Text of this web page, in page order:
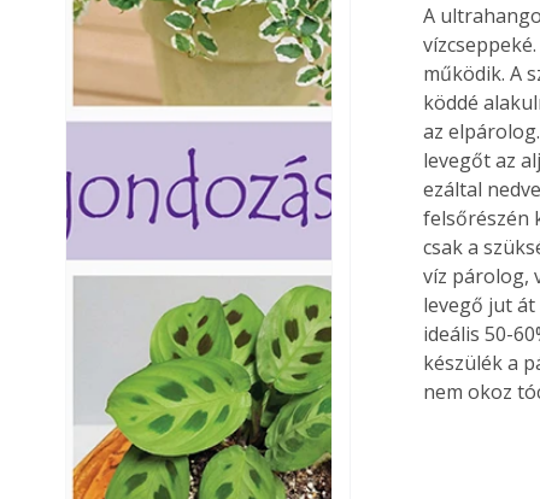
A
működik. A
köddé
az
levegőt az
ezáltal
felsőrészén
csak a
víz párolog,
levegő jut
ideális 50-
készülék a
nem okoz